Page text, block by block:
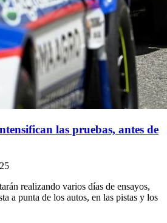
las pruebas, antes de
realizando varios días de ensayos,
a punta de los autos, en las pistas y los